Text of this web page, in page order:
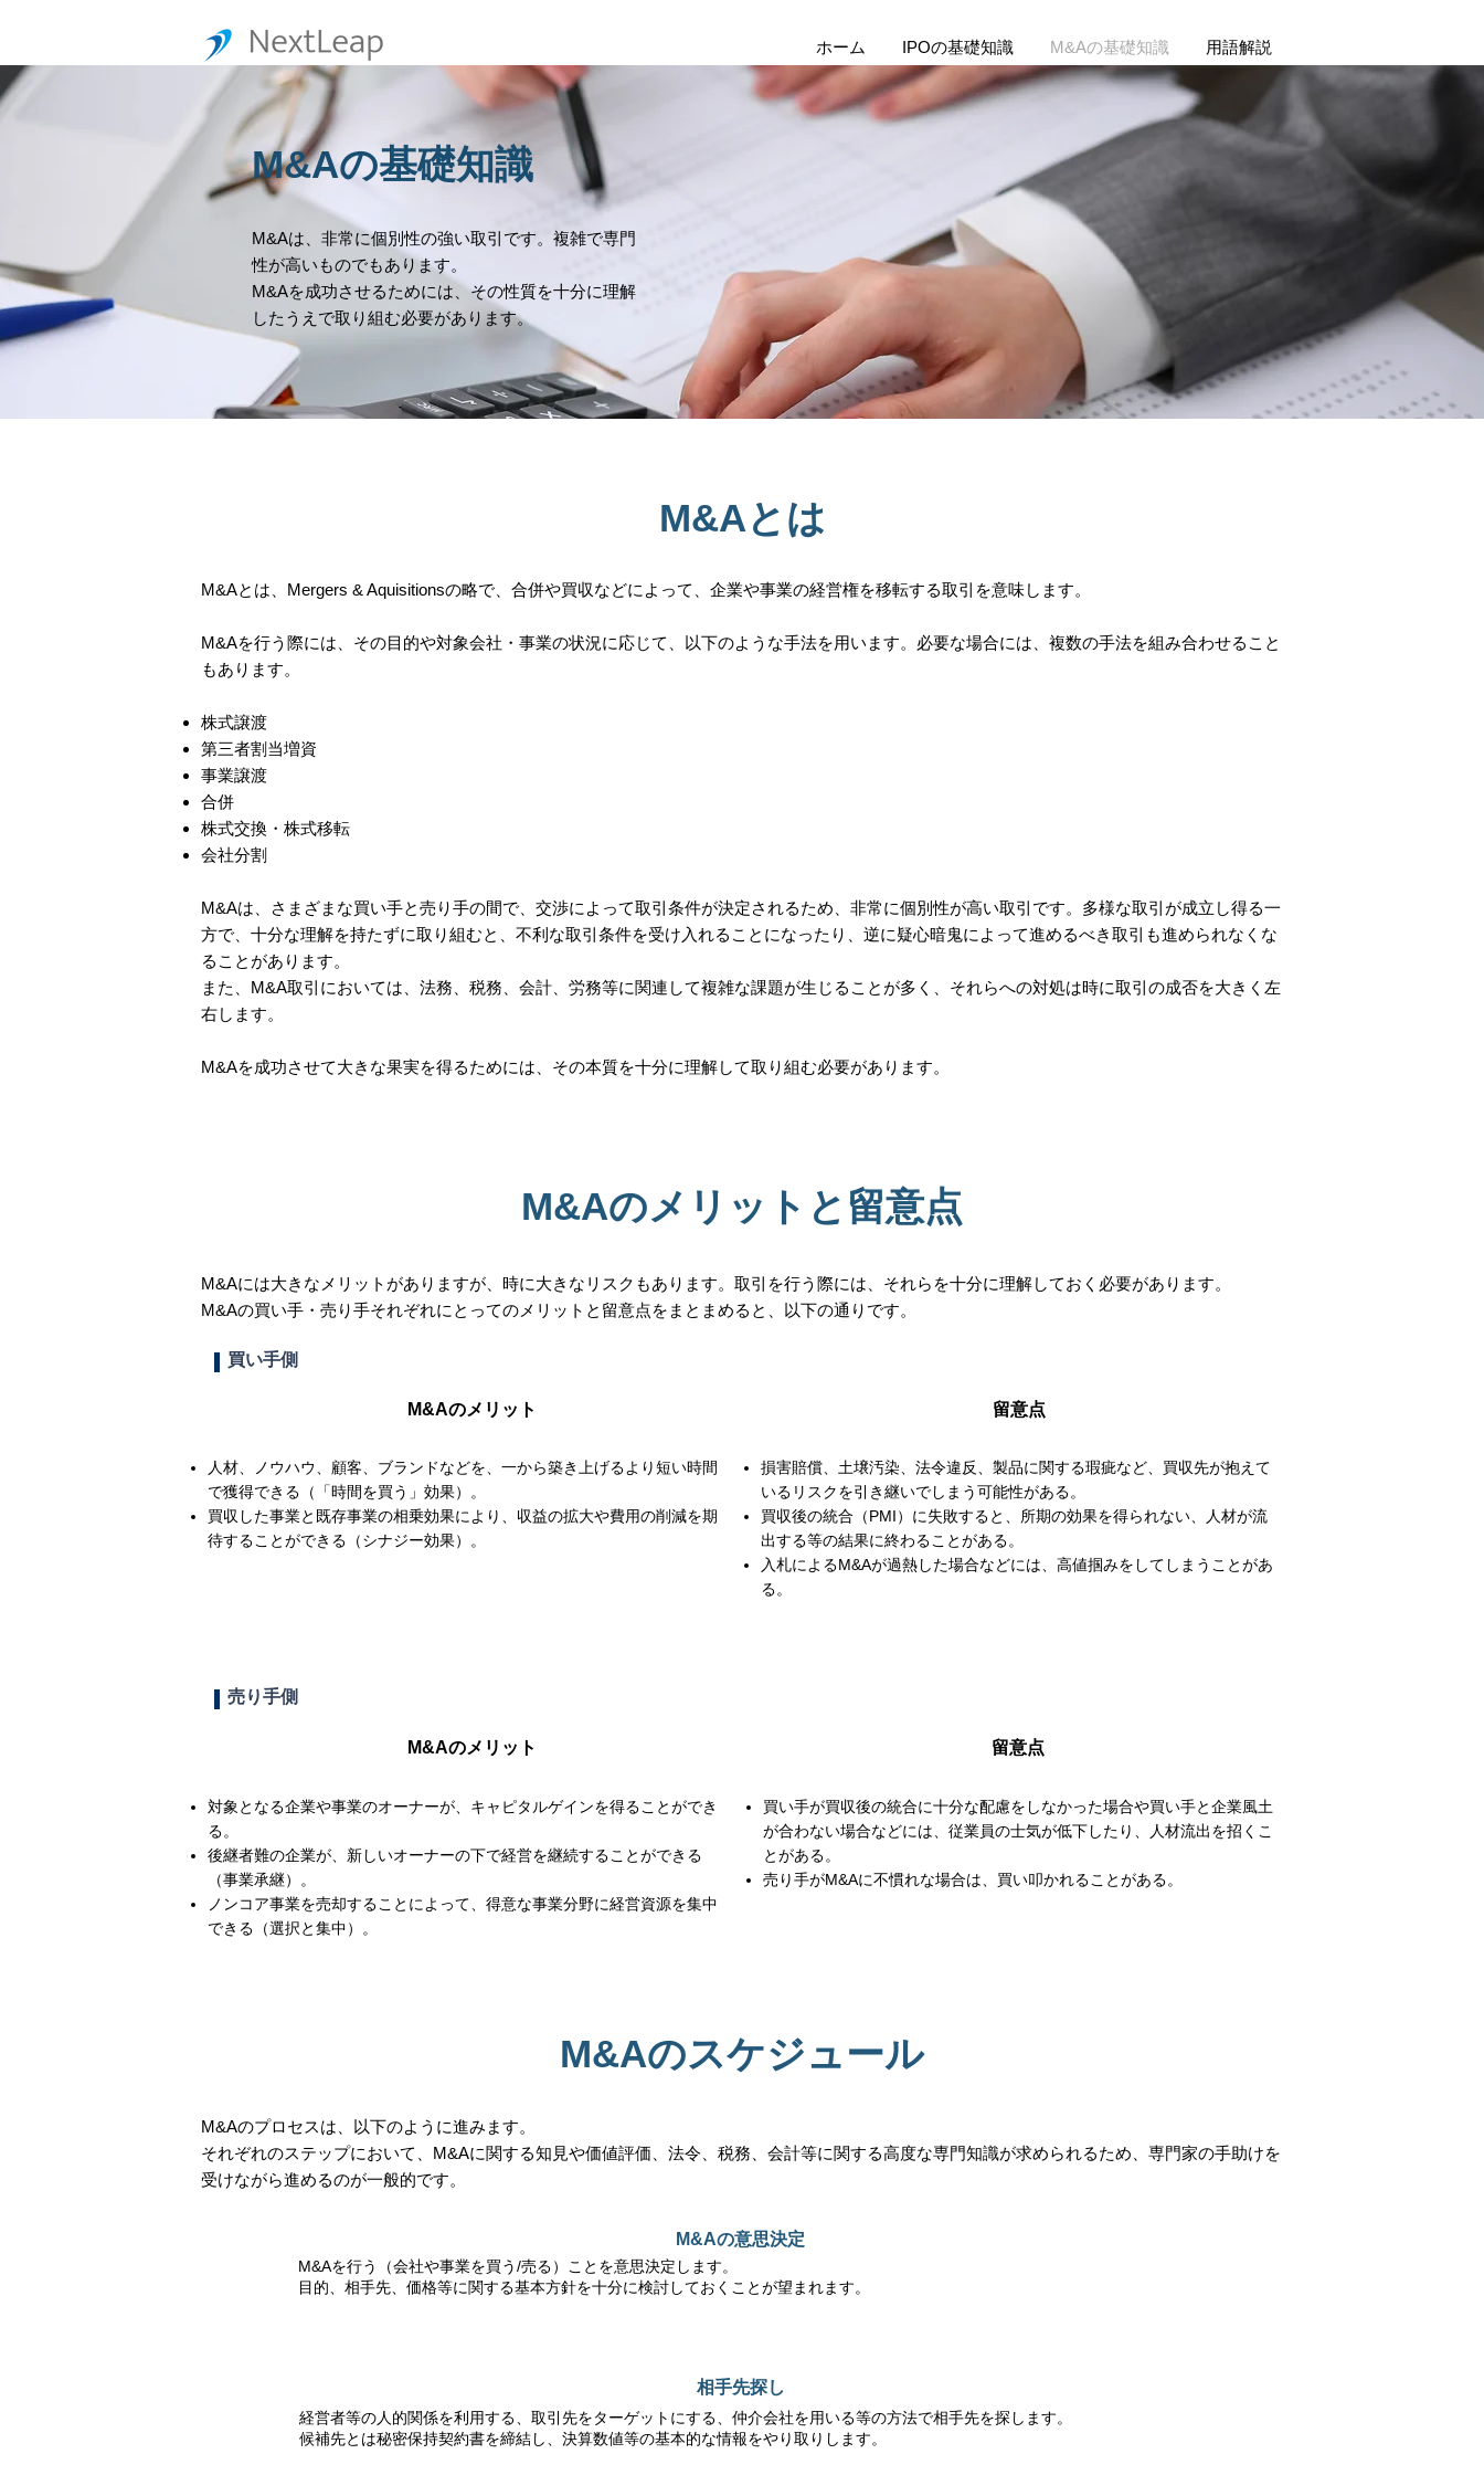
ホーム IPOの基礎知識 M&Aの基礎知識 用語解説
M&Aの基礎知識
M&Aは、非常に個別性の強い取引です。複雑で専門
性が高いものでもあります。
M&Aを成功させるためには、その性質を十分に理解
したうえで取り組む必要があります。
M&Aとは
M&Aとは、Mergers & Aquisitionsの略で、合併や買収などによって、企業や事業の経営権を移転する取引を意味します。
M&Aを行う際には、その目的や対象会社・事業の状況に応じて、以下のような手法を用います。必要な場合には、複数の手法を組み合わせること
もあります。
株式譲渡
第三者割当増資
事業譲渡
合併
株式交換・株式移転
会社分割
M&Aは、さまざまな買い手と売り手の間で、交渉によって取引条件が決定されるため、非常に個別性が高い取引です。多様な取引が成立し得る一
方で、十分な理解を持たずに取り組むと、不利な取引条件を受け入れることになったり、逆に疑心暗鬼によって進めるべき取引も進められなくな
ることがあります。
また、M&A取引においては、法務、税務、会計、労務等に関連して複雑な課題が生じることが多く、それらへの対処は時に取引の成否を大きく左
右します。
M&Aを成功させて大きな果実を得るためには、その本質を十分に理解して取り組む必要があります。
M&Aのメリットと留意点
M&Aには大きなメリットがありますが、時に大きなリスクもあります。取引を行う際には、それらを十分に理解しておく必要があります。
M&Aの買い手・売り手それぞれにとってのメリットと留意点をまとまめると、以下の通りです。
買い手側
M&Aのメリット
人材、ノウハウ、顧客、ブランドなどを、一から築き上げるより短い時間
で獲得できる（「時間を買う」効果）。
買収した事業と既存事業の相乗効果により、収益の拡大や費用の削減を期
待することができる（シナジー効果）。
留意点
損害賠償、土壌汚染、法令違反、製品に関する瑕疵など、買収先が抱えて
いるリスクを引き継いでしまう可能性がある。
買収後の統合（PMI）に失敗すると、所期の効果を得られない、人材が流
出する等の結果に終わることがある。
​入札によるM&Aが過熱した場合などには、高値掴みをしてしまうことがあ
る。
売り手側
M&Aのメリット
対象となる企業や事業のオーナーが、キャピタルゲインを得ることができ
る。
​後継者難の企業が、新しいオーナーの下で経営を継続することができる
（事業承継）。
​ノンコア事業を売却することによって、得意な事業分野に経営資源を集中
できる（選択と集中）。
留意点
買い手が買収後の統合に十分な配慮をしなかった場合や買い手と企業風土
が合わない場合などには、従業員の士気が低下したり、人材流出を招くこ
とがある。
売り手がM&Aに不慣れな場合は、買い叩かれることがある。
M&Aのスケジュール
M&Aのプロセスは、以下のように進みます。
​それぞれのステップにおいて、M&Aに関する知見や価値評価、法令、税務、会計等に関する高度な専門知識が求められるため、専門家の手助けを
受けながら進めるのが一般的です。
M&Aの意思決定
M&Aを行う（会社や事業を買う/売る）ことを意思決定します。
目的、相手先、価格等に関する基本方針を十分に検討しておくことが望まれます。
相手先探し
経営者等の人的関係を利用する、取引先をターゲットにする、仲介会社を用いる等の方法で相手先を探します。
​候補先とは秘密保持契約書を締結し、決算数値等の基本的な情報をやり取りします。